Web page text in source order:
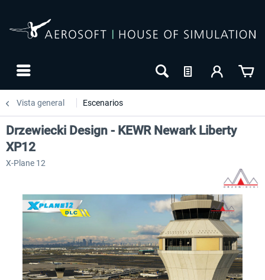
Vista general Escenarios
Drzewiecki Design - KEWR Newark Liberty
XP12
X-Plane 12